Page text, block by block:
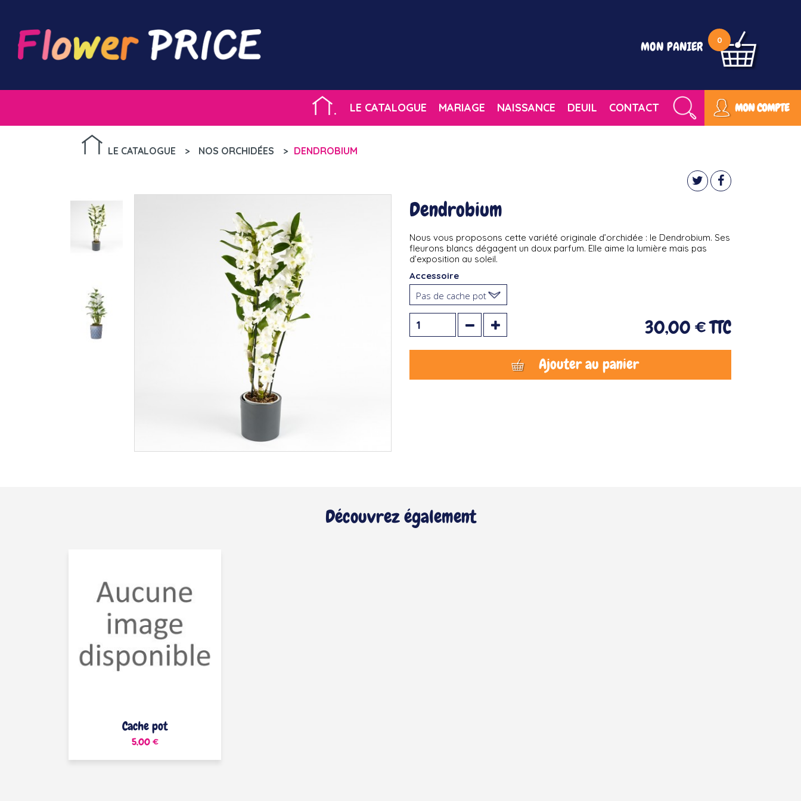
MON PANIER 0
LE CATALOGUE MARIAGE NAISSANCE DEUIL CONTACT MON COMPTE
LE CATALOGUE > NOS ORCHIDÉES > DENDROBIUM
Dendrobium
Nous vous proposons cette variété originale d’orchidée : le Dendrobium. Ses
fleurons blancs dégagent un doux parfum. Elle aime la lumière mais pas
d’exposition au soleil.
Accessoire
Pas de cache pot
30,00 €TTC
Ajouter au panier
Découvrez également
Cache pot
5,00 €